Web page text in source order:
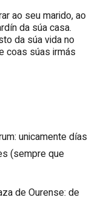
ao seu marido, ao
da súa casa.
da súa vida no
coas súas irmás
unicamente días
(sempre que
de Ourense: de